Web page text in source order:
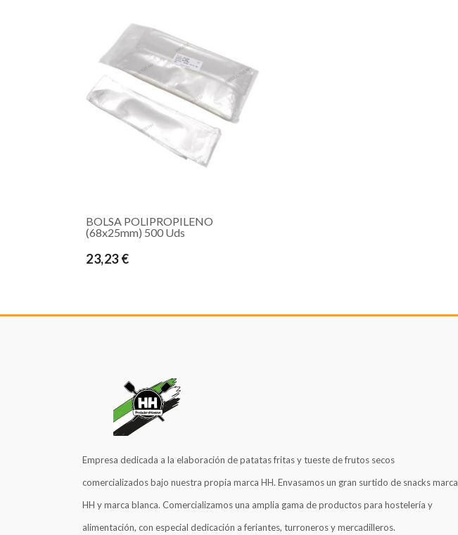
BOLSA POLIPROPILENO
(68x25mm) 500 Uds
23,23 €
Empresa dedicada a la elaboración de patatas fritas y tueste de frutos secos
comercializados bajo nuestra propia marca HH. Envasamos un gran surtido de snacks marca
HH y marca blanca. Comercializamos una amplia gama de productos para hostelería y
alimentación, con especial dedicación a feriantes, turroneros y mercadilleros.